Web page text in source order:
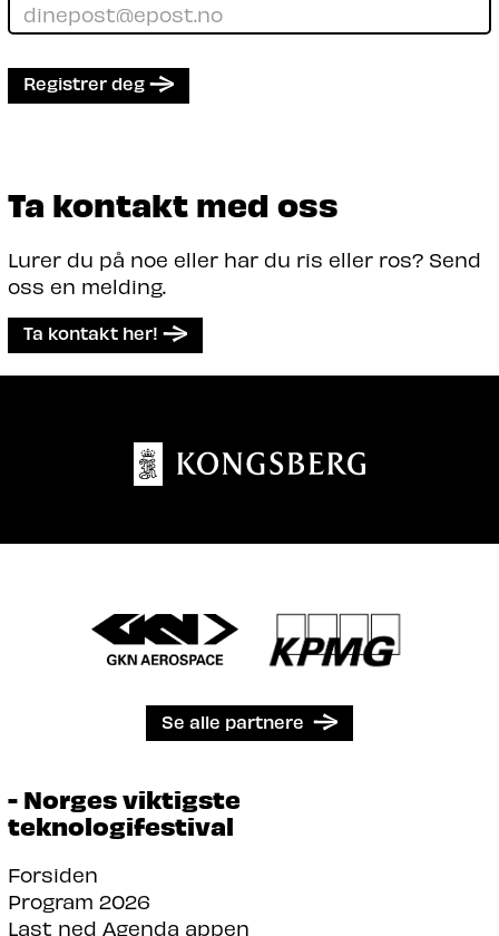
Registrer deg
Ta kontakt med oss
Lurer du på noe eller har du ris eller ros? Send
oss en melding.
Ta kontakt her!
Se alle partnere
- Norges viktigste
teknologifestival
Forsiden
Program 2026
Last ned Agenda appen